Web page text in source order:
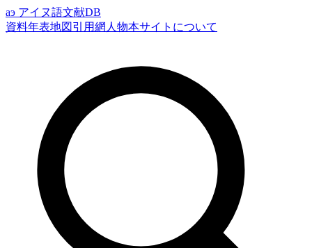
аэ アイヌ語文献DB
資料年表地図 引用網 人物本サイトについて